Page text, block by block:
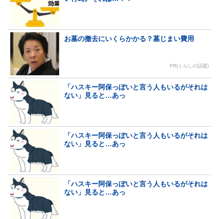
お墓の撤去にいくらかかる？墓じまい費用
PR(くらしの話題)
「ハスキー阿保っぽいと言う人もいるがそれは
ない」見ると…あっ
「ハスキー阿保っぽいと言う人もいるがそれは
ない」見ると…あっ
「ハスキー阿保っぽいと言う人もいるがそれは
ない」見ると…あっ